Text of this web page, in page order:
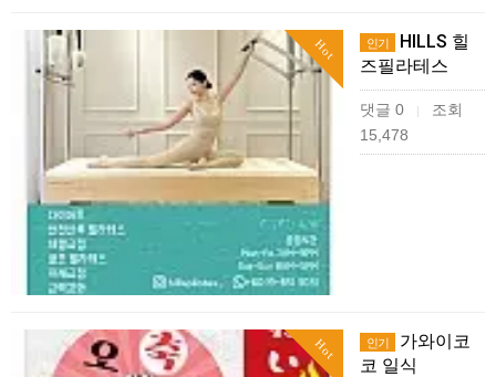
Hot 인기
HILLS 힐
즈필라테스
댓글 0 |
조회
15,478
Hot 인기
가와이코
코 일식